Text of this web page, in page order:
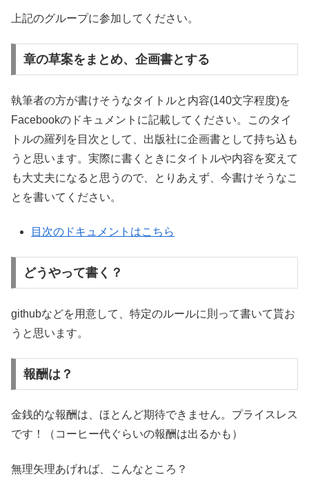
上記のグループに参加してください。
章の草案をまとめ、企画書とする
執筆者の方が書けそうなタイトルと内容(140文字程度)を
Facebookのドキュメントに記載してください。このタイ
トルの羅列を目次として、出版社に企画書として持ち込も
うと思います。実際に書くときにタイトルや内容を変えて
も大丈夫になると思うので、とりあえず、今書けそうなこ
とを書いてください。
目次のドキュメントはこちら
どうやって書く？
githubなどを用意して、特定のルールに則って書いて貰お
うと思います。
報酬は？
金銭的な報酬は、ほとんど期待できません。プライスレス
です！（コーヒー代ぐらいの報酬は出るかも）
無理矢理あげれば、こんなところ？